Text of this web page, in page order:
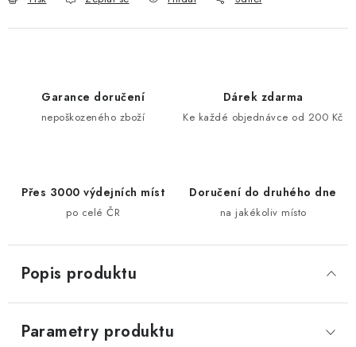
Garance doručení
nepoškozeného zboží
Dárek zdarma
Ke každé objednávce od 200 Kč
Přes 3000 výdejních míst
po celé ČR
Doručení do druhého dne
na jakékoliv místo
Popis produktu
Parametry produktu